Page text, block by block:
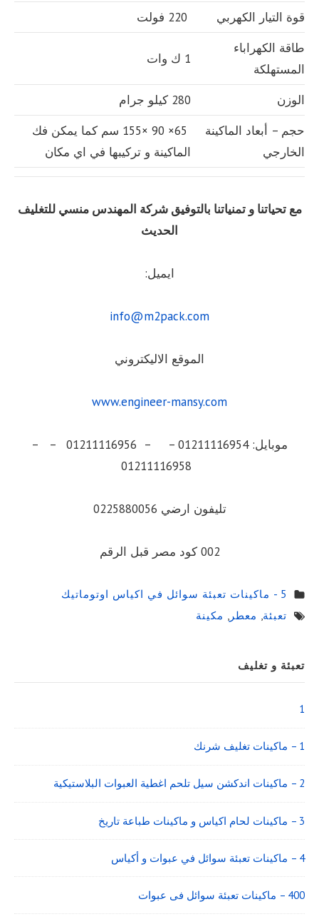
قوة التيار الكهربي
طاقة الكهراباء
المستهلكة
1 ك وات
الوزن
280 كيلو جرام
حجم – أبعاد الماكينة
الخارجي
65× 90 ×155 سم كما يمكن فك
الماكينة و تركيبها في اي مكان
مع تحياتنا و تمنياتنا بالتوفيق شركة المهندس منسي للتغليف
الحديث
ايميل:
info@m2pack.com
الموقع الاليكتروني
www.engineer-mansy.com
موبايل: 01211116954 – – 01211116956 – –
تليفون ارضي 0225880056
002 كود مصر قبل الرقم
5 - ماكينات تعبئة سوائل في اكياس اوتوماتيك
تعبئة, معطر , مكينة
Sidebar
Widget
Area
تعبئة و تغليف
1
1 – ماكينات تغليف شرنك
2 – ماكينات اندكشن سيل تلحم اغطية العبوات البلاستيكية
3 – ماكينات لحام اكياس و ماكينات طباعة تاريخ
4 – ماكينات تعبئة سوائل في عبوات و أكياس
400 – ماكينات تعبئة سوائل فى عبوات